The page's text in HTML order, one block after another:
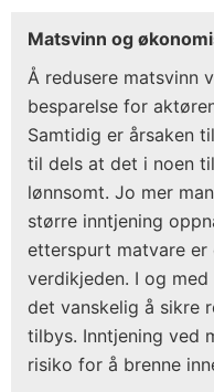
Matsvinn og
Å redusere matsvinn
besparelse for
Samtidig er årsaken
til dels at det i noen
lønnsomt. Jo mer
større inntjening
etterspurt matvare er
verdikjeden. I og
det vanskelig å sikre
tilbys. Inntjening ved
risiko for å brenne